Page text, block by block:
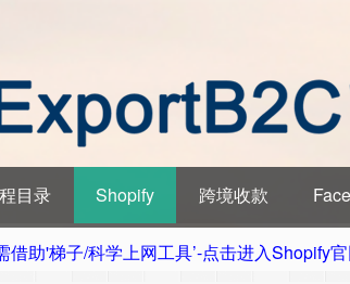
目录 Shopify 跨境收款
助'梯子/科学上网工具’-点击进入Shopify